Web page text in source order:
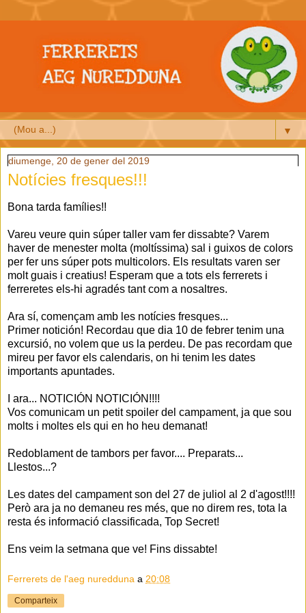
▼
diumenge, 20 de gener del 2019
Notícies fresques!!!
Bona tarda famílies!!
Vareu veure quin súper taller vam fer dissabte? Varem
haver de menester molta (moltíssima) sal i guixos de colors
per fer uns súper pots multicolors. Els resultats varen ser
molt guais i creatius! Esperam que a tots els ferrerets i
ferreretes els-hi agradés tant com a nosaltres.
Ara sí, començam amb les notícies fresques...
Primer notición! Recordau que dia 10 de febrer tenim una
excursió, no volem que us la perdeu. De pas recordam que
mireu per favor els calendaris, on hi tenim les dates
importants apuntades.
I ara... NOTICIÓN NOTICIÓN!!!!
Vos comunicam un petit spoiler del campament, ja que sou
molts i moltes els qui en ho heu demanat!
Redoblament de tambors per favor.... Preparats...
Llestos...?
Les dates del campament son del 27 de juliol al 2 d'agost!!!!
Però ara ja no demaneu res més, que no direm res, tota la
resta és informació classificada, Top Secret!
Ens veim la setmana que ve! Fins dissabte!
Ferrerets de l'aeg nuredduna a 20:08
Comparteix